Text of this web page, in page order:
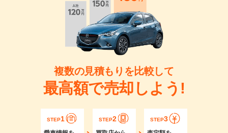
複数の見積もりを比較して
最高額で売却しよう!
STEP1 STEP2 STEP3